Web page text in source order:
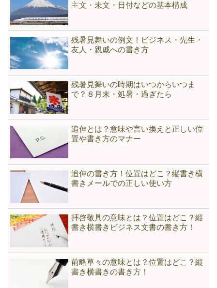
主文・未文・日付などの基本構成
残暑見舞いの例文！ビジネス・先生・
友人・親戚への書き方
残暑見舞いの時期はいつからいつま
で？８月末・処暑・過ぎたら
追伸とは？意味や言い換えと正しい位
置や書き方のマナー
追伸の書き方！位置はどこ？縦書き横
書きメールでの正しい使い方
拝啓敬具の意味とは？位置はどこ？縦
書き横書きビジネス文書の書き方！
前略草々の意味とは？位置はどこ？縦
書き横書きの書き方！